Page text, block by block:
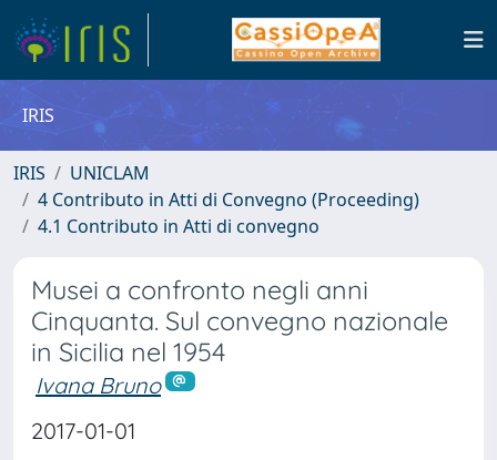
IRIS
IRIS
UNICLAM
4 Contributo in Atti di Convegno (Proceeding)
4.1 Contributo in Atti di convegno
Musei a confronto negli anni
Cinquanta. Sul convegno nazionale
in Sicilia nel 1954
Ivana Bruno
2017-01-01